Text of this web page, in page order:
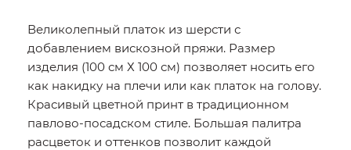
Великолепный платок из шерсти с
добавлением вискозной пряжи. Размер
изделия (100 см Х 100 см) позволяет носить его
как накидку на плечи или как платок на голову.
Красивый цветной принт в традиционном
павлово-посадском стиле. Большая палитра
расцветок и оттенков позволит каждой